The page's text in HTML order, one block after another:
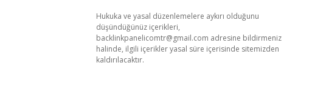
Hukuka ve yasal düzenlemelere aykırı olduğunu
düşündüğünüz içerikleri,
backlinkpanelicomtr@gmail.com adresine bildirmeniz
halinde, ilgili içerikler yasal süre içerisinde sitemizden
kaldırılacaktır.